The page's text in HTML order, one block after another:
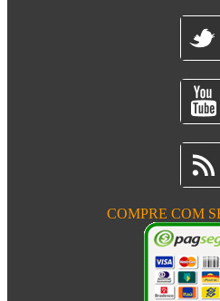
COMPRE COM